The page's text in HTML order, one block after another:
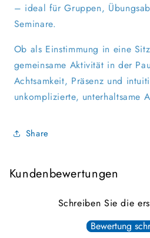
– ideal für Gruppen,
Seminare.
Ob als Einstimmung in eine
gemeinsame Aktivität in der
Achtsamkeit, Präsenz und
unkomplizierte, unterhaltsame
Share
Kundenbewertungen
Schreiben Sie die
Bewertung